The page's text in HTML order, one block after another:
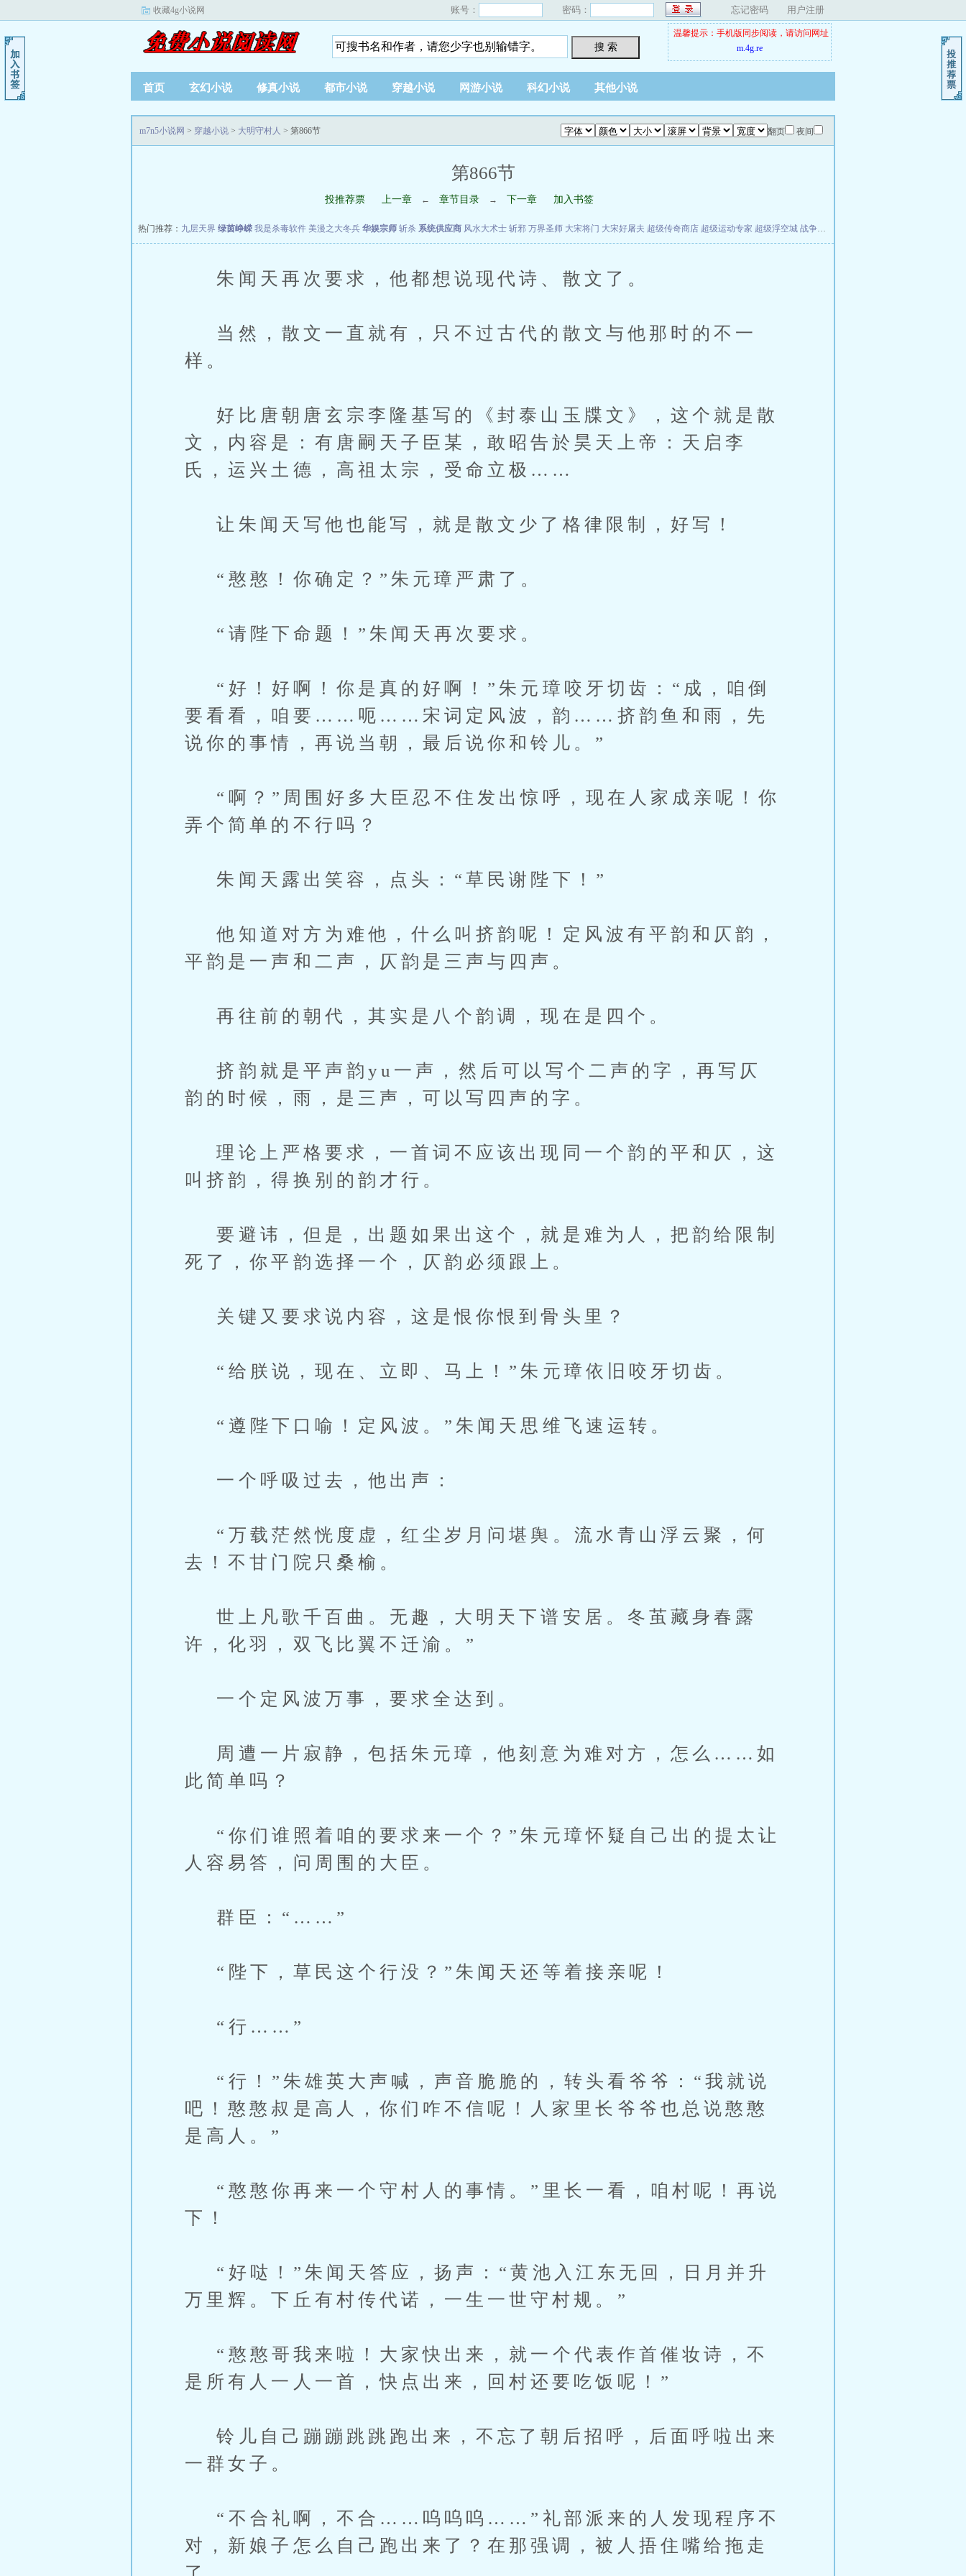
收藏4g小说网 账号： 密码： 忘记密码 用户注册
搜 索
温馨提示：手机版同步阅读，请访问网址
m.4g.re
首页 玄幻小说 修真小说 都市小说 穿越小说 网游小说 科幻小说 其他小说
翻页 夜间
m7n5小说网 > 穿越小说 > 大明守村人 > 第866节
第866节
投推荐票 上一章 ← 章节目录 → 下一章 加入书签
热门推荐： 九层天界 绿茵峥嵘 我是杀毒软件 美漫之大冬兵 华娱宗师 斩杀 系统供应商 风水大术士 斩邪 万界圣师 大宋将门 大宋好屠夫 超级传奇商店 超级运动专家 超级浮空城 战争天堂
朱闻天再次要求，他都想说现代诗、散文了。
当然，散文一直就有，只不过古代的散文与他那时的不一
样。
好比唐朝唐玄宗李隆基写的《封泰山玉牒文》，这个就是散
文，内容是：有唐嗣天子臣某，敢昭告於昊天上帝：天启李
氏，运兴土德，高祖太宗，受命立极……
让朱闻天写他也能写，就是散文少了格律限制，好写！
“憨憨！你确定？”朱元璋严肃了。
“请陛下命题！”朱闻天再次要求。
“好！好啊！你是真的好啊！”朱元璋咬牙切齿：“成，咱倒
要看看，咱要……呃……宋词定风波，韵……挤韵鱼和雨，先
说你的事情，再说当朝，最后说你和铃儿。”
“啊？”周围好多大臣忍不住发出惊呼，现在人家成亲呢！你
弄个简单的不行吗？
朱闻天露出笑容，点头：“草民谢陛下！”
他知道对方为难他，什么叫挤韵呢！定风波有平韵和仄韵，
平韵是一声和二声，仄韵是三声与四声。
再往前的朝代，其实是八个韵调，现在是四个。
挤韵就是平声韵yu一声，然后可以写个二声的字，再写仄
韵的时候，雨，是三声，可以写四声的字。
理论上严格要求，一首词不应该出现同一个韵的平和仄，这
叫挤韵，得换别的韵才行。
要避讳，但是，出题如果出这个，就是难为人，把韵给限制
死了，你平韵选择一个，仄韵必须跟上。
关键又要求说内容，这是恨你恨到骨头里？
“给朕说，现在、立即、马上！”朱元璋依旧咬牙切齿。
“遵陛下口喻！定风波。”朱闻天思维飞速运转。
一个呼吸过去，他出声：
“万载茫然恍度虚，红尘岁月问堪舆。流水青山浮云聚，何
去！不甘门院只桑榆。
世上凡歌千百曲。无趣，大明天下谱安居。冬茧藏身春露
许，化羽，双飞比翼不迁渝。”
一个定风波万事，要求全达到。
周遭一片寂静，包括朱元璋，他刻意为难对方，怎么……如
此简单吗？
“你们谁照着咱的要求来一个？”朱元璋怀疑自己出的提太让
人容易答，问周围的大臣。
群臣：“……”
“陛下，草民这个行没？”朱闻天还等着接亲呢！
“行……”
“行！”朱雄英大声喊，声音脆脆的，转头看爷爷：“我就说
吧！憨憨叔是高人，你们咋不信呢！人家里长爷爷也总说憨憨
是高人。”
“憨憨你再来一个守村人的事情。”里长一看，咱村呢！再说
下！
“好哒！”朱闻天答应，扬声：“黄池入江东无回，日月并升
万里辉。下丘有村传代诺，一生一世守村规。”
“憨憨哥我来啦！大家快出来，就一个代表作首催妆诗，不
是所有人一人一首，快点出来，回村还要吃饭呢！”
铃儿自己蹦蹦跳跳跑出来，不忘了朝后招呼，后面呼啦出来
一群女子。
“不合礼啊，不合……呜呜呜……”礼部派来的人发现程序不
对，新娘子怎么自己跑出来了？在那强调，被人捂住嘴给拖走